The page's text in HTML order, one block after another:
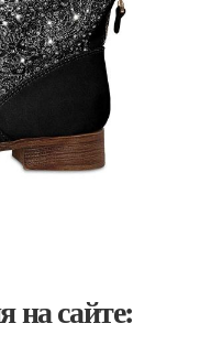
на сайте: